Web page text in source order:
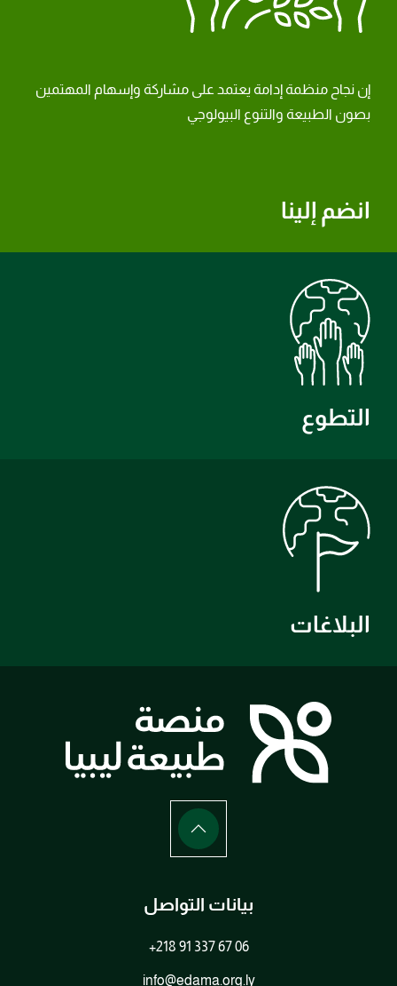
انضم إلينا
إن نجاح منظمة إدامة يعتمد على مشاركة وإسهام المهتمين
بصون الطبيعة والتنوع البيولوجي
التطوع
البلاغات
بيانات التواصل
+218 91 337 67 06
info@edama.org.ly